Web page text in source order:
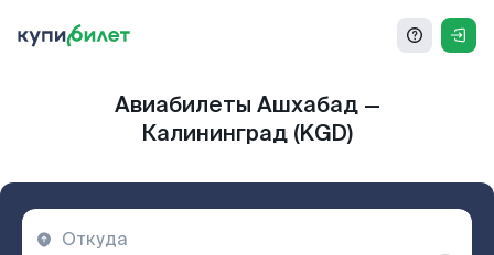
Авиабилеты Ашхабад —
Калининград (KGD)